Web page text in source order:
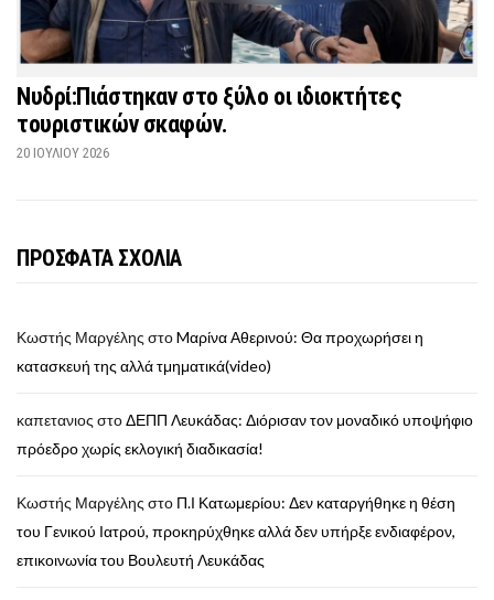
Νυδρί:Πιάστηκαν στο ξύλο οι ιδιοκτήτες
τουριστικών σκαφών.
20 ΙΟΥΛΊΟΥ 2026
ΠΡΟΣΦΑΤΑ ΣΧΟΛΙΑ
Κωστής Μαργέλης στοMαρίνα Αθερινού: Θα προχωρήσει η
κατασκευή της αλλά τμηματικά(video)
καπετανιος στοΔΕΠΠ Λευκάδας: Διόρισαν τον μοναδικό υποψήφιο
πρόεδρο χωρίς εκλογική διαδικασία!
Κωστής Μαργέλης στο Π.Ι Κατωμερίου: Δεν καταργήθηκε η θέση
του Γενικού Ιατρού, προκηρύχθηκε αλλά δεν υπήρξε ενδιαφέρον,
επικοινωνία του Βουλευτή Λευκάδας